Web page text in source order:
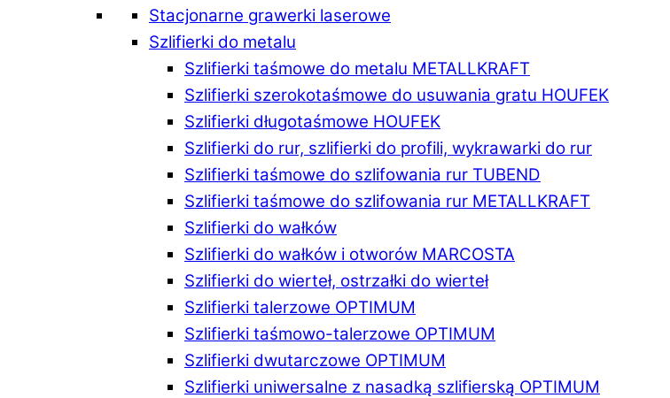
Stacjonarne grawerki laserowe
Szlifierki do metalu
Szlifierki taśmowe do metalu METALLKRAFT
Szlifierki szerokotaśmowe do usuwania gratu HOUFEK
Szlifierki długotaśmowe HOUFEK
Szlifierki do rur, szlifierki do profili, wykrawarki do rur
Szlifierki taśmowe do szlifowania rur TUBEND
Szlifierki taśmowe do szlifowania rur METALLKRAFT
Szlifierki do wałków
Szlifierki do wałków i otworów MARCOSTA
Szlifierki do wierteł, ostrzałki do wierteł
Szlifierki talerzowe OPTIMUM
Szlifierki taśmowo-talerzowe OPTIMUM
Szlifierki dwutarczowe OPTIMUM
Szlifierki uniwersalne z nasadką szlifierską OPTIMUM